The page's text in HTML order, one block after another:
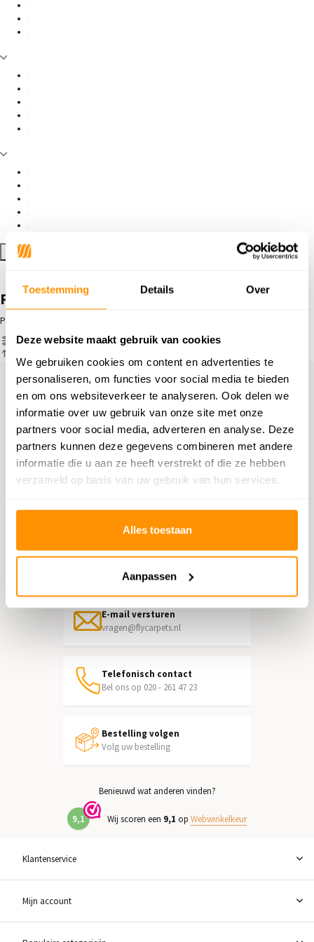
Toestemming Details Over
Deze website maakt gebruik van cookies
We gebruiken cookies om content en advertenties te
personaliseren, om functies voor social media te bieden
en om ons websiteverkeer te analyseren. Ook delen we
informatie over uw gebruik van onze site met onze
partners voor social media, adverteren en analyse. Deze
partners kunnen deze gegevens combineren met andere
informatie die u aan ze heeft verstrekt of die ze hebben
verzameld op basis van uw gebruik van hun services.
Alles toestaan
Aanpassen
Filter toepassen
Producten getagd met Rubin Rood
Producten
Filter
Hulp nodig?
Neem contact op met onze
klantenservice
Informatie over het terugsturen
Chat direct
E-mail versturen
vragen@flycarpets.nl
Telefonisch contact
Bel ons op 020 - 261 47 23
Bestelling volgen
Volg uw bestelling
Benieuwd wat anderen vinden?
9,1 Wij scoren een 9,1 op Webwinkelkeur
Klantenservice
Mijn account